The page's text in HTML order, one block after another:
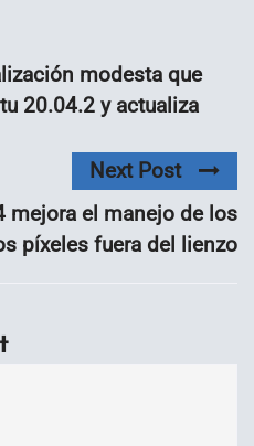
modesta que
20.04.2 y actualiza
Next Post
mejora el manejo de los
píxeles fuera del lienzo